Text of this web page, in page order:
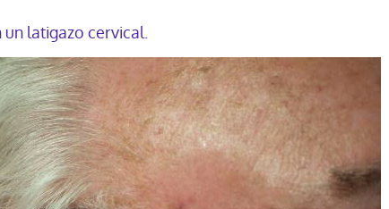
latigazo cervical.